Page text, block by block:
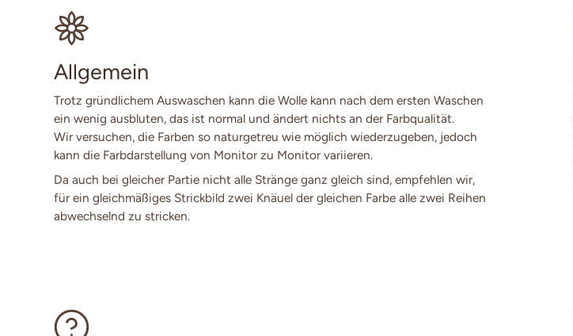
Allgemein
Trotz gründlichem Auswaschen kann die Wolle kann nach dem ersten Waschen
ein wenig ausbluten, das ist normal und ändert nichts an der Farbqualität.
Wir versuchen, die Farben so naturgetreu wie möglich wiederzugeben, jedoch
kann die Farbdarstellung von Monitor zu Monitor variieren.
Da auch bei gleicher Partie nicht alle Stränge ganz gleich sind, empfehlen wir,
für ein gleichmäßiges Strickbild zwei Knäuel der gleichen Farbe alle zwei Reihen
abwechselnd zu stricken.